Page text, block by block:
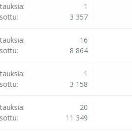
1
3 357
16
8 864
1
3 158
20
11 349